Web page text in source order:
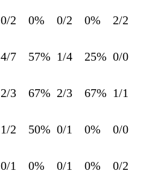
0/2 0% 0/2 0% 2/2
4/7 57% 1/4 25% 0/0
2/3 67% 2/3 67% 1/1
1/2 50% 0/1 0% 0/0
0/1 0% 0/1 0% 0/2